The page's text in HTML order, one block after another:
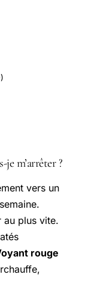
m’arrêter ?
vers un
au plus vite.
rouge